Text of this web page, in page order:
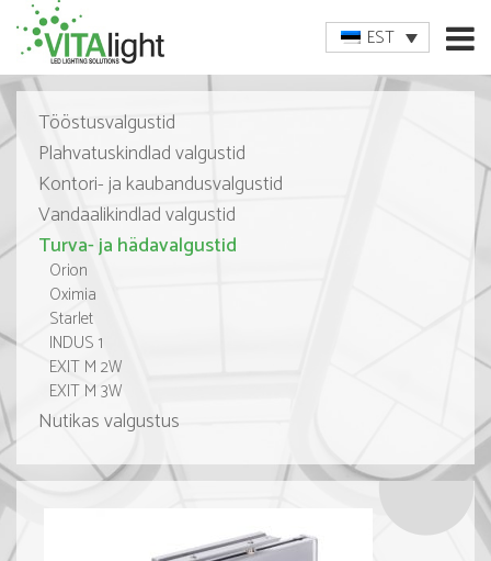
EST
Tööstusvalgustid
Plahvatuskindlad valgustid
Kontori- ja kaubandusvalgustid
Vandaalikindlad valgustid
Turva- ja hädavalgustid
Orion
Oximia
Starlet
INDUS 1
EXIT M 2W
EXIT M 3W
Nutikas valgustus